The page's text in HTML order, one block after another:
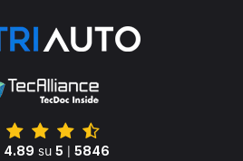
4.89 su 5 | 5846